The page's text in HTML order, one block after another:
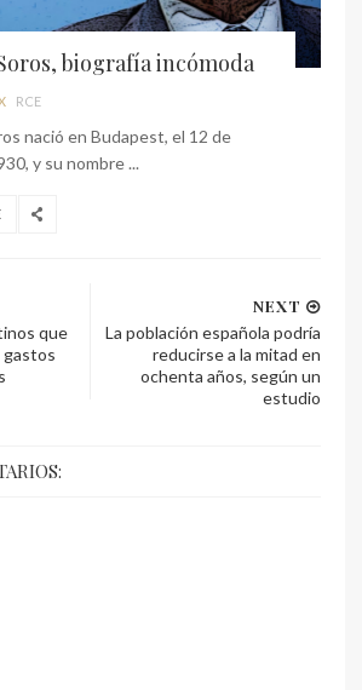
biografía incómoda
RCE
nació en Budapest, el 12 de
y su nombre ...
NEXT
La población española podría
reducirse a la mitad en
ochenta años, según un
estudio
que
gastos